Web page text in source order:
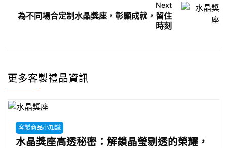
Next
為不同場合定制水晶獎座，彰顯成就，留住
時刻
更多客製禮品資訊
客製商品小知識
水晶獎座高透秘密：解鎖晶瑩剔透的榮耀，